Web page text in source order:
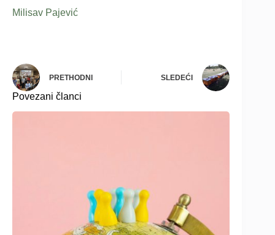
Milisav Pajević
PRETHODNI SLEDEĆI
Povezani članci